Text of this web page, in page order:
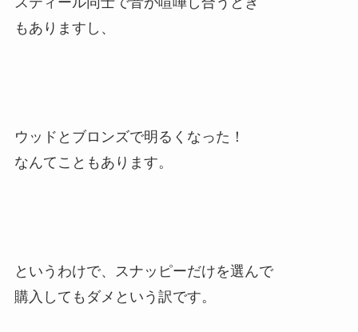
もありますし、
ウッドとブロンズで明るくなった！
なんてこともあります。
というわけで、スナッピーだけを選んで
購入してもダメという訳です。